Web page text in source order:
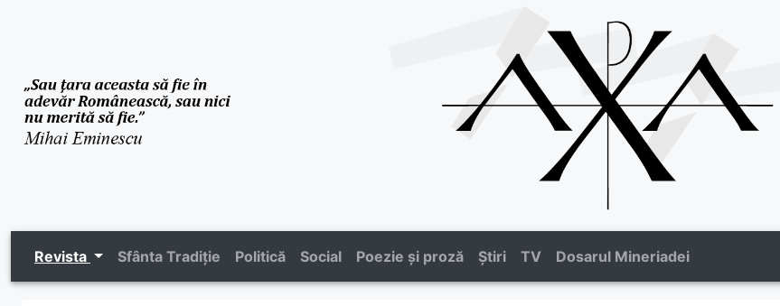
Revista Sfânta Tradiție Politică Social Poezie și proză Știri TV Dosarul Mineriadei